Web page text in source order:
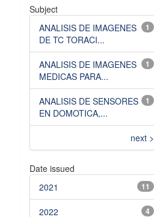
Subject
1
ANALISIS DE IMAGENES
DE TC TORACI...
1
ANALISIS DE IMAGENES
MEDICAS PARA...
1
ANALISIS DE SENSORES
EN DOMOTICA,...
next >
Date issued
11
2021
4
2022